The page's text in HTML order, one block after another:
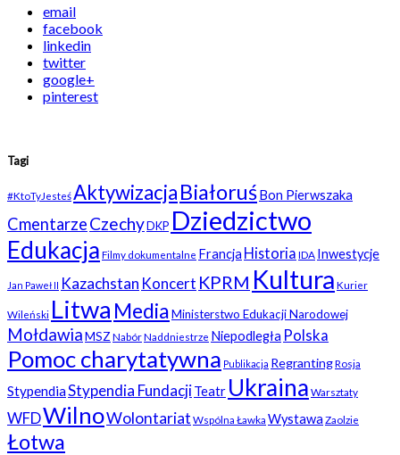
email
facebook
linkedin
twitter
google+
pinterest
Tagi
#KtoTyJesteśAktywizacjaBiałoruśBon Pierwszaka
CmentarzeCzechy DKP Dziedzictwo
Edukacja Filmy dokumentalne Francja Historia IDA Inwestycje
Jan Paweł II Kazachstan Koncert KPRM Kultura Kurier
Wileński Litwa MediaMinisterstwo Edukacji Narodowej
MołdawiaMSZ NabórNaddniestrze Niepodległa Polska
Pomoc charytatywna Publikacja RegrantingRosja
StypendiaStypendia FundacjiTeatr Ukraina Warsztaty
WFDWilnoWolontariat Wspólna Ławka Wystawa Zaolzie
Łotwa